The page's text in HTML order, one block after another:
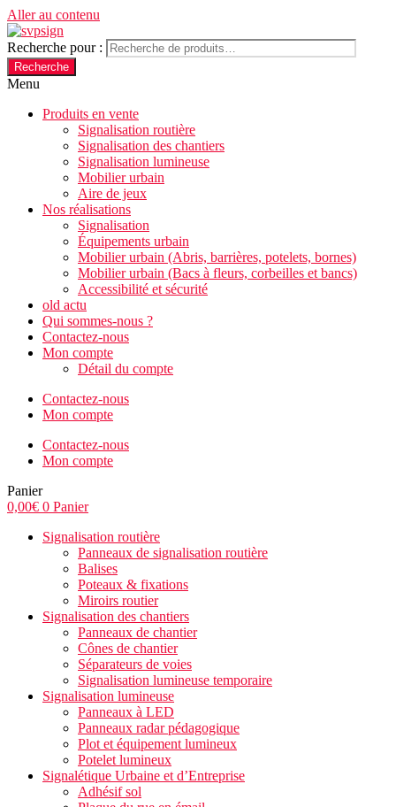
Aller au contenu
Recherche pour :
Recherche
Menu
Produits en vente
Signalisation routière
Signalisation des chantiers
Signalisation lumineuse
Mobilier urbain
Aire de jeux
Nos réalisations
Signalisation
Équipements urbain
Mobilier urbain (Abris, barrières, potelets, bornes)
Mobilier urbain (Bacs à fleurs, corbeilles et bancs)
Accessibilité et sécurité
old actu
Qui sommes-nous ?
Contactez-nous
Mon compte
Détail du compte
Contactez-nous
Mon compte
Contactez-nous
Mon compte
Panier
0,00€ 0 Panier
Signalisation routière
Panneaux de signalisation routière
Balises
Poteaux & fixations
Miroirs routier
Signalisation des chantiers
Panneaux de chantier
Cônes de chantier
Séparateurs de voies
Signalisation lumineuse temporaire
Signalisation lumineuse
Panneaux à LED
Panneaux radar pédagogique
Plot et équipement lumineux
Potelet lumineux
Signalétique Urbaine et d’Entreprise
Adhésif sol